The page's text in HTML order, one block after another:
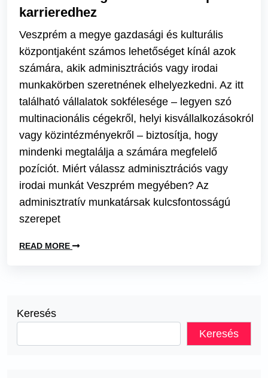
karrieredhez
Veszprém a megye gazdasági és kulturális
központjaként számos lehetőséget kínál azok
számára, akik adminisztrációs vagy irodai
munkakörben szeretnének elhelyezkedni. Az itt
található vállalatok sokfélesége – legyen szó
multinacionális cégekről, helyi kisvállalkozásokról
vagy közintézményekről – biztosítja, hogy
mindenki megtalálja a számára megfelelő
pozíciót. Miért válassz adminisztrációs vagy
irodai munkát Veszprém megyében? Az
adminisztratív munkatársak kulcsfontosságú
szerepet
READ MORE
Keresés
Keresés